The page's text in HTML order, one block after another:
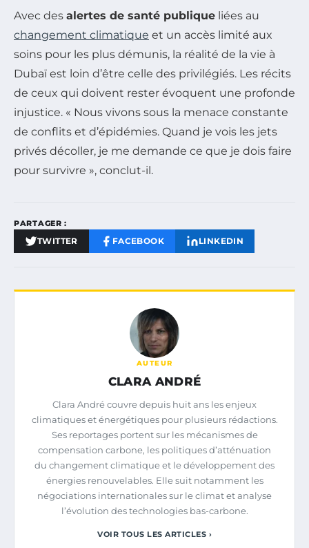
Avec des alertes de santé publique liées au
changement climatique et un accès limité aux
soins pour les plus démunis, la réalité de la vie à
Dubaï est loin d’être celle des privilégiés. Les récits
de ceux qui doivent rester évoquent une profonde
injustice. « Nous vivons sous la menace constante
de conflits et d’épidémies. Quand je vois les jets
privés décoller, je me demande ce que je dois faire
pour survivre », conclut-il.
PARTAGER :
TWITTER FACEBOOK LINKEDIN
AUTEUR
CLARA ANDRÉ
Clara André couvre depuis huit ans les enjeux
climatiques et énergétiques pour plusieurs rédactions.
Ses reportages portent sur les mécanismes de
compensation carbone, les politiques d’atténuation
du changement climatique et le développement des
énergies renouvelables. Elle suit notamment les
négociations internationales sur le climat et analyse
l’évolution des technologies bas-carbone.
VOIR TOUS LES ARTICLES ›